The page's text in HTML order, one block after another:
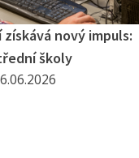
nový impuls:
školy